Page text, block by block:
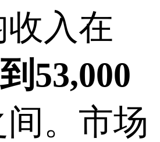
入在
53,000
间。市场